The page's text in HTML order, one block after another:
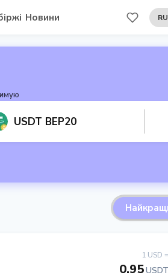
Новини RU
USDT BEP20
1 USD =
0.95USDT